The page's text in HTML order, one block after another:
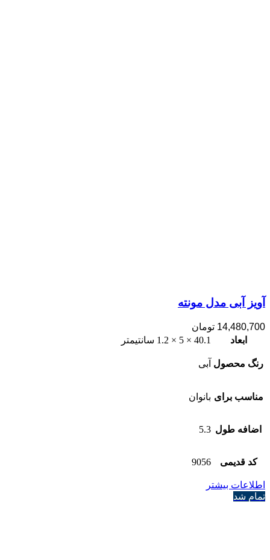
آویز آبی مدل مونته
14,480,700 تومان
ابعاد
40.1 × 5 × 1.2 سانتیمتر
رنگ محصول آبی
مناسب برای بانوان
اضافه طول 5.3
کد قدیمی 9056
اطلاعات بیشتر
تمام شد